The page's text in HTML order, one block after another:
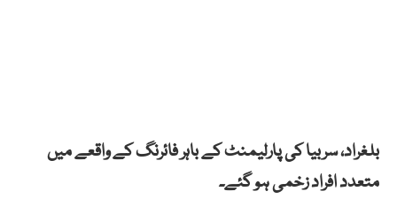
بلغراد، سربیا کی پارلیمنٹ کے باہر فائرنگ کے واقعے میں
متعدد افراد زخمی ہو گئے۔